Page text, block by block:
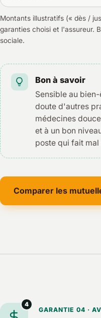
Montants illustratifs (« dès /
garanties choisi et l'assureur.
sociale.
Bon à savoir
Sensible au
doute d'autres
médecines
et à un bon
poste qui fait mal
Comparer les
4
GARANTIE 04 ·